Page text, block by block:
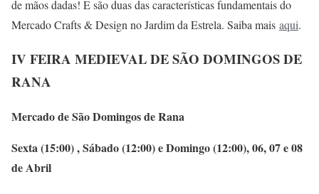
de mãos dadas! E são duas das características fundamentais do
Mercado Crafts & Design no Jardim da Estrela. Saiba mais aqui.
IV FEIRA MEDIEVAL DE SÃO DOMINGOS DE
RANA
Mercado de São Domingos de Rana
Sexta (15:00) , Sábado (12:00) e Domingo (12:00), 06, 07 e 08
de Abril